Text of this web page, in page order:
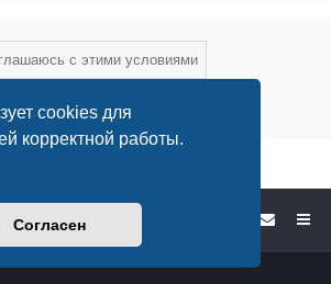
cookies для
корректной работы.
Согласен
список форумов